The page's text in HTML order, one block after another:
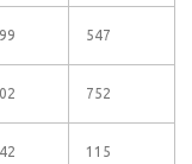
547
752
115